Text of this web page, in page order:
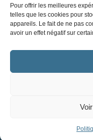
Pour offrir les meilleures
telles que les cookies pour
appareils. Le fait de ne pas
avoir un effet négatif sur